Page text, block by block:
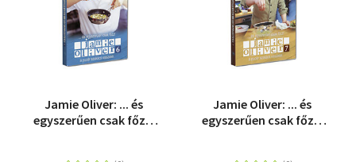
Jamie Oliver: ... és
egyszerűen csak főzz!
Jamie Oliver: ... és
egyszerűen csak főzz!